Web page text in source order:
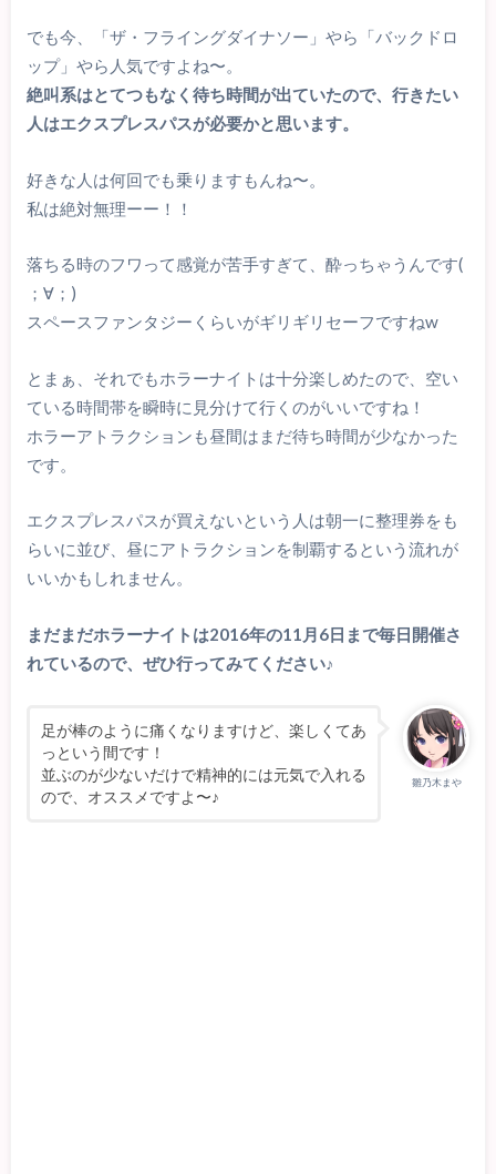
でも今、「ザ・フライングダイナソー」やら「バックドロ
ップ」やら人気ですよね〜。
絶叫系はとてつもなく待ち時間が出ていたので、行きたい
人はエクスプレスパスが必要かと思います。
好きな人は何回でも乗りますもんね〜。
私は絶対無理ーー！！
落ちる時のフワって感覚が苦手すぎて、酔っちゃうんです(
；∀；)
スペースファンタジーくらいがギリギリセーフですねw
とまぁ、それでもホラーナイトは十分楽しめたので、空い
ている時間帯を瞬時に見分けて行くのがいいですね！
ホラーアトラクションも昼間はまだ待ち時間が少なかった
です。
エクスプレスパスが買えないという人は朝一に整理券をも
らいに並び、昼にアトラクションを制覇するという流れが
いいかもしれません。
まだまだホラーナイトは2016年の11月6日まで毎日開催さ
れているので、ぜひ行ってみてください♪
雛乃木まや
足が棒のように痛くなりますけど、楽しくてあ
っという間です！
並ぶのが少ないだけで精神的には元気で入れる
ので、オススメですよ〜♪